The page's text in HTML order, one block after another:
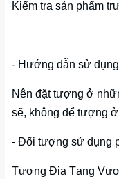
Kiểm tra sản phẩm
- Hướng dẫn sử
Nên đặt tượng ở
sẽ, không để tượng
- Đối tượng sử dụng
Tượng Địa Tạng